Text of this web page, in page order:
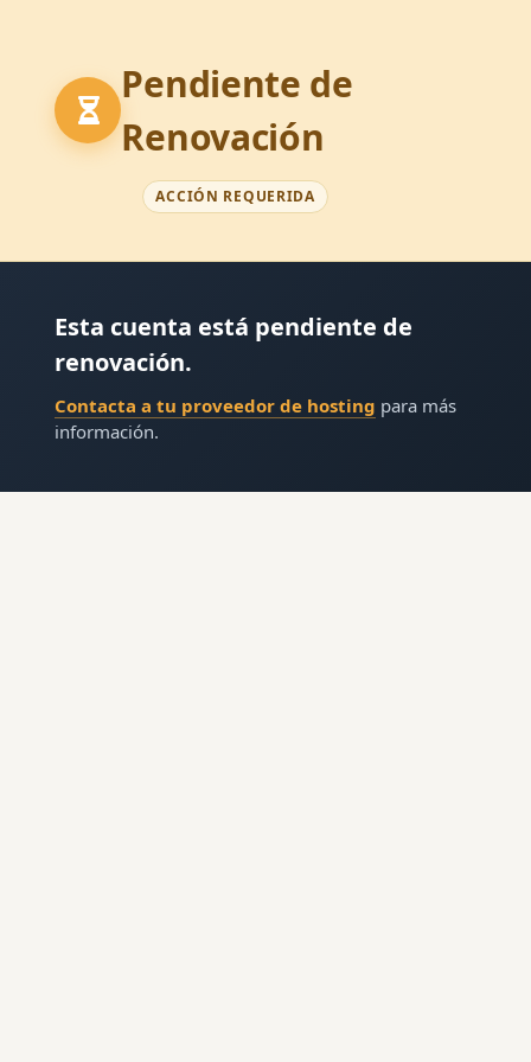
Pendiente de
Renovación
ACCIÓN REQUERIDA
Esta cuenta está pendiente de
renovación.
Contacta a tu proveedor de hosting para más
información.